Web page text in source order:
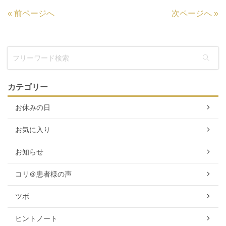
« 前ページへ 次ページへ »
カテゴリー
お休みの日
お気に入り
お知らせ
コリ＠患者様の声
ツボ
ヒントノート